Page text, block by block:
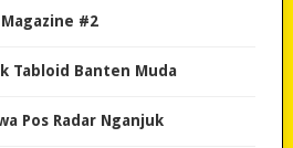
#2
Tabloid Banten Muda
Pos Radar Nganjuk